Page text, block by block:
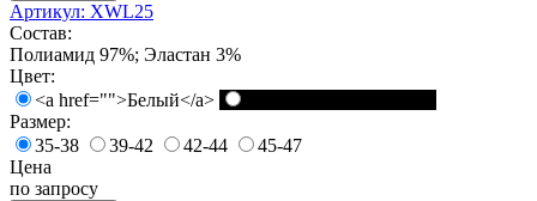
Артикул: XWL25
Состав:
Полиамид 97%; Эластан 3%
Цвет:
<a href="">Белый</a>
Размер:
35-38
39-42 42-44
45-47
Цена
по запросу